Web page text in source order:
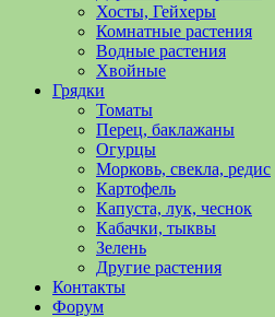
Хосты, Гейхеры
Комнатные растения
Водные растения
Хвойные
Грядки
Томаты
Перец, баклажаны
Огурцы
Морковь, свекла, редис
Картофель
Капуста, лук, чеснок
Кабачки, тыквы
Зелень
Другие растения
Контакты
Форум